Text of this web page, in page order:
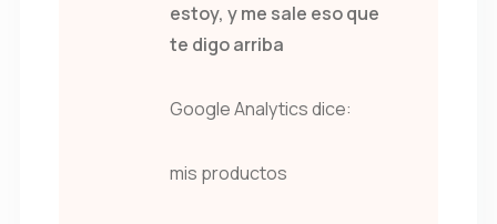
estoy, y me sale eso que
te digo arriba
Google Analytics dice:
mis productos